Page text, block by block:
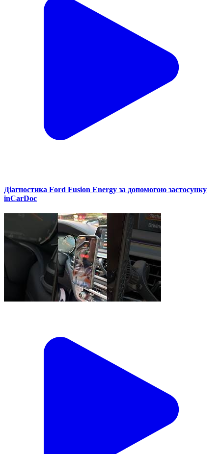
Діагностика Ford Fusion Energy за допомогою застосунку
inCarDoc